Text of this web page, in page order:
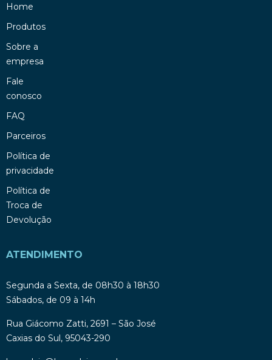
Home
Produtos
Sobre a
empresa
Fale
conosco
FAQ
Parceiros
Política de
privacidade
Política de
Troca de
Devolução
ATENDIMENTO
Segunda a Sexta, de 08h30 à 18h30
Sábados, de 09 à 14h
Rua Giácomo Zatti, 2691 – São José
Caxias do Sul, 95043-290